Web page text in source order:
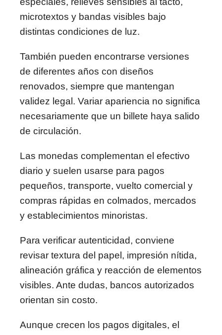
microtextos y bandas visibles bajo
distintas condiciones de luz.
También pueden encontrarse versiones
de diferentes años con diseños
renovados, siempre que mantengan
validez legal. Variar apariencia no significa
necesariamente que un billete haya salido
de circulación.
Las monedas complementan el efectivo
diario y suelen usarse para pagos
pequeños, transporte, vuelto comercial y
compras rápidas en colmados, mercados
y establecimientos minoristas.
Para verificar autenticidad, conviene
revisar textura del papel, impresión nítida,
alineación gráfica y reacción de elementos
visibles. Ante dudas, bancos autorizados
orientan sin costo.
Aunque crecen los pagos digitales, el